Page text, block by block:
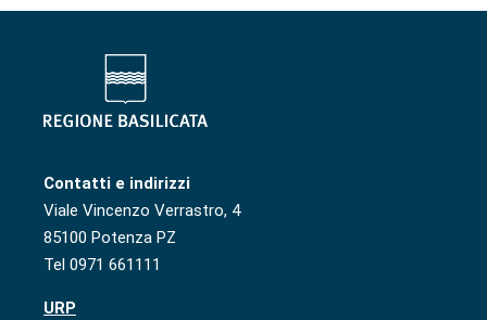
Contatti e indirizzi
Viale Vincenzo Verrastro, 4
85100 Potenza PZ
Tel 0971 661111
URP